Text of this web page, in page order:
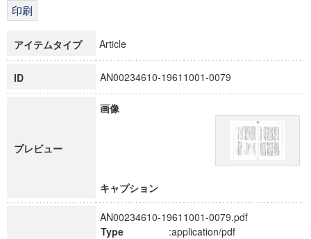
博士課程教育リーディングプログラム「超成熟社会発展のサ
アイテムタイプ Article
ID AN00234610-19611001-0079
プレビュー
画像
キャプション
AN00234610-19611001-0079.pdf
Type
:application/pdf